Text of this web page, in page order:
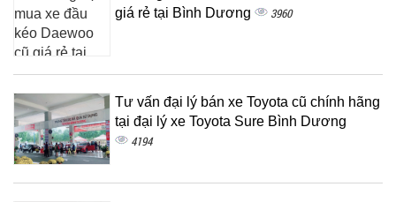
giá rẻ tại Bình Dương
3960
Tư vấn đại lý bán xe Toyota cũ chính hãng
tại đại lý xe Toyota Sure Bình Dương
4194